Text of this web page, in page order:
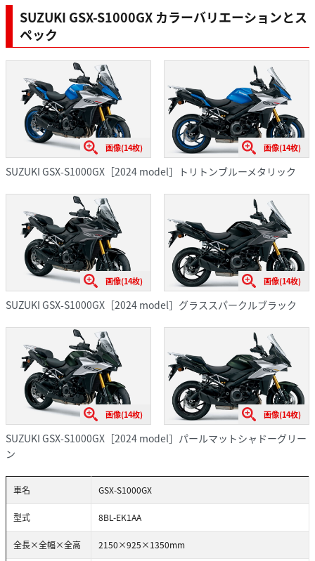
SUZUKI GSX-S1000GX カラーバリエーションとス
ペック
画像(14枚) 画像(14枚)
SUZUKI GSX-S1000GX［2024 model］トリトンブルーメタリック
画像(14枚) 画像(14枚)
SUZUKI GSX-S1000GX［2024 model］グラススパークルブラック
画像(14枚) 画像(14枚)
SUZUKI GSX-S1000GX［2024 model］パールマットシャドーグリー
ン
車名 GSX-S1000GX
型式 8BL-EK1AA
全長×全幅×全高 2150×925×1350mm